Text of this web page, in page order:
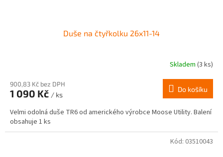
Duše na čtyřkolku 26x11-14
produktu
je
z
5
hvězdiček.
Skladem(3 ks)
900,83 Kč bez DPH
1 090 Kč / ks
Do košíku
Velmi odolná duše TR6 od amerického výrobce Moose Utility. Balení
obsahuje 1 ks
Kód: 03510043